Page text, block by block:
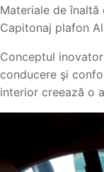
Materiale de înaltă
Capitonaj plafon
Conceptul
conducere şi
interior creează o